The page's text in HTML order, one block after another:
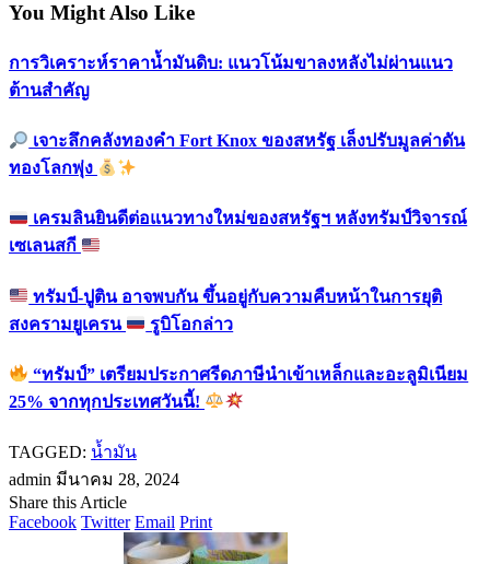
You Might Also Like
การวิเคราะห์ราคาน้ำมันดิบ: แนวโน้มขาลงหลังไม่ผ่านแนว
ต้านสำคัญ
เจาะลึกคลังทองคำ Fort Knox ของสหรัฐ เล็งปรับมูลค่าดัน
ทองโลกพุ่ง
เครมลินยินดีต่อแนวทางใหม่ของสหรัฐฯ หลังทรัมป์วิจารณ์
เซเลนสกี
ทรัมป์-ปูติน อาจพบกัน ขึ้นอยู่กับความคืบหน้าในการยุติ
สงครามยูเครน
รูบิโอกล่าว
“ทรัมป์” เตรียมประกาศรีดภาษีนำเข้าเหล็กและอะลูมิเนียม
25% จากทุกประเทศวันนี้!
TAGGED: น้ำมัน
admin มีนาคม 28, 2024
Share this Article
Facebook Twitter Email Print